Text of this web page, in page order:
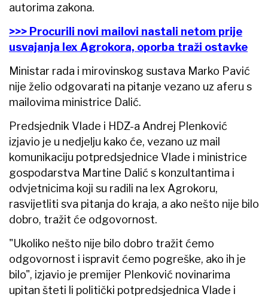
autorima zakona.
>>> Procurili novi mailovi nastali netom prije
usvajanja lex Agrokora, oporba traži ostavke
Ministar rada i mirovinskog sustava Marko Pavić
nije želio odgovarati na pitanje vezano uz aferu s
mailovima ministrice Dalić.
Predsjednik Vlade i HDZ-a Andrej Plenković
izjavio je u nedjelju kako će, vezano uz mail
komunikaciju potpredsjednice Vlade i ministrice
gospodarstva Martine Dalić s konzultantima i
odvjetnicima koji su radili na lex Agrokoru,
rasvijetliti sva pitanja do kraja, a ako nešto nije bilo
dobro, tražit će odgovornost.
"Ukoliko nešto nije bilo dobro tražit ćemo
odgovornost i ispravit ćemo pogreške, ako ih je
bilo", izjavio je premijer Plenković novinarima
upitan šteti li politički potpredsjednica Vlade i